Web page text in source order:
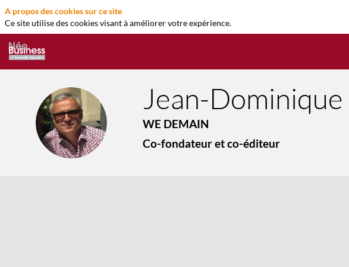
JS
Jean-Dominique
WE DEMAIN
Co-fondateur et co-éditeur
A propos des cookies sur ce site
Ce site utilise des cookies visant à améliorer votre expérience.